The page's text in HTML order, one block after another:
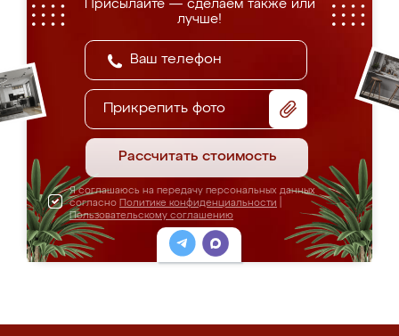
Присылайте — сделаем также или
лучше!
Прикрепить фото
Рассчитать стоимость
Я соглашаюсь на передачу персональных данных
согласно Политике конфиденциальности
Пользовательскому соглашению